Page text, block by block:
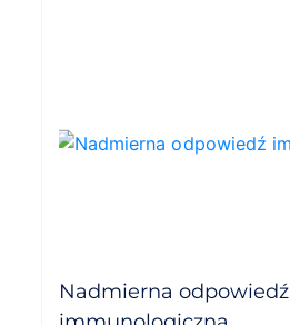
Nadmierna odpowiedź